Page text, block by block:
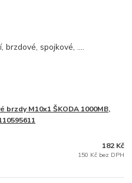
brzdové, spojkové, ....
brzdy M10x1 ŠKODA 1000MB,
182 Kč
150 Kč bez DPH